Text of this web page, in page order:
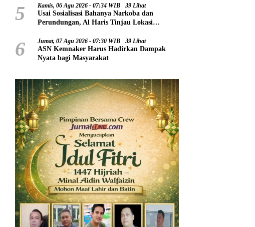
5 Kamis, 06 Agu 2026 - 07:34 WIB 39 Lihat
Usai Sosialisasi Bahanya Narkoba dan
Perundungan, Al Haris Tinjau Lokasi
6 Jumat, 07 Agu 2026 - 07:30 WIB 39 Lihat
ASN Kemnaker Harus Hadirkan Dampak
Nyata bagi Masyarakat